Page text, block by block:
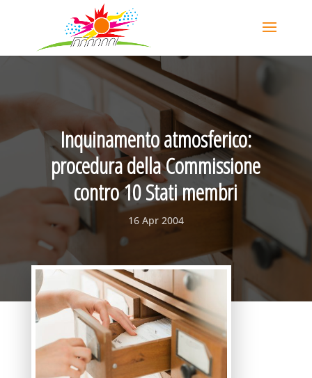
Inquinamento atmosferico:
procedura della Commissione
contro 10 Stati membri
16 Apr 2004